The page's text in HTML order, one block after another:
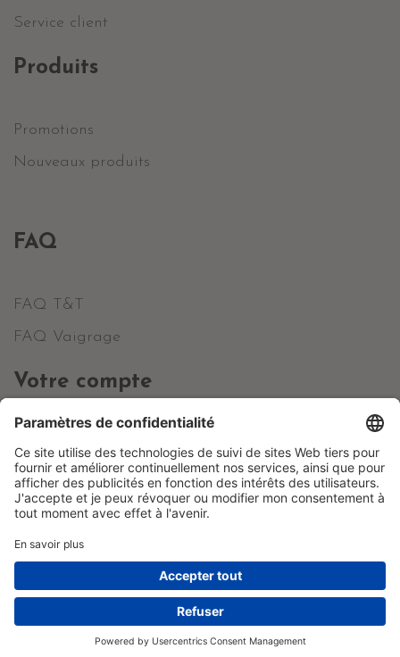
Service client
Produits
Promotions
Nouveaux produits
FAQ
FAQ T&T
FAQ Vaigrage
Votre compte
Informations personnelles
Commandes
Avoirs
Adresses